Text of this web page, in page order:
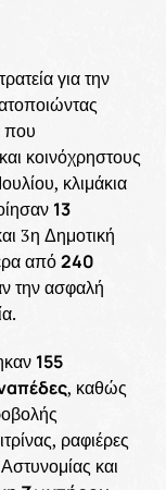
για την
που
κοινόχρηστους
κλιμάκια
13
3η Δημοτική
από240
την ασφαλή
155
, καθώς
ραφιέρες
και